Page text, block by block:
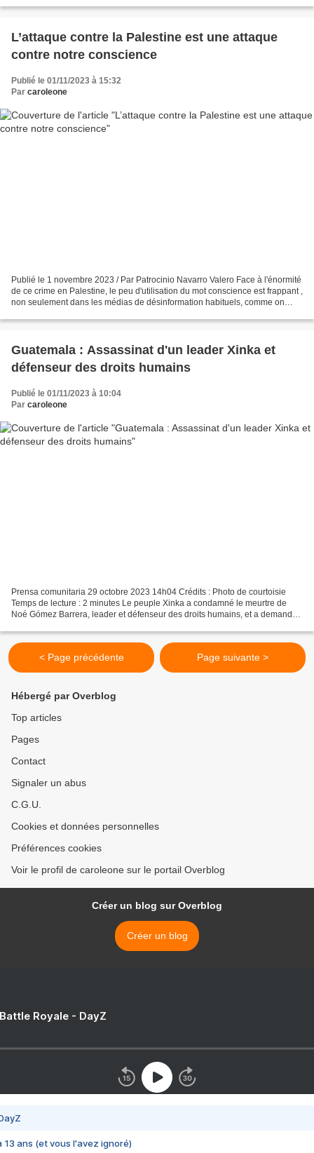
L’attaque contre la Palestine est une attaque
contre notre conscience
Publié le 01/11/2023 à 15:32
Par caroleone
Publié le 1 novembre 2023 / Par Patrocinio Navarro Valero Face à l'énormité
de ce crime en Palestine, le peu d'utilisation du mot conscience est frappant ,
non seulement dans les médias de désinformation habituels, comme on
Guatemala : Assassinat d'un leader Xinka et
défenseur des droits humains
Publié le 01/11/2023 à 10:04
Par caroleone
Prensa comunitaria 29 octobre 2023 14h04 Crédits : Photo de courtoisie
Temps de lecture : 2 minutes Le peuple Xinka a condamné le meurtre de
Noé Gómez Barrera, leader et défenseur des droits humains, et a demandé
< Page précédente Page suivante >
Hébergé par Overblog
Top articles
Pages
Contact
Signaler un abus
C.G.U.
Cookies et données personnelles
Préférences cookies
Voir le profil de caroleone sur le portail Overblog
Créer un blog sur Overblog
Créer un blog
Royale - DayZ
13 ans (et vous l'avez ignoré)